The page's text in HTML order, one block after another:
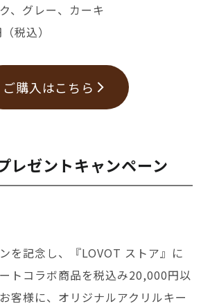
、グレー、カーキ
税込）
ご購入はこちら
レゼントキャンペーン
を記念し、『LOVOT ストア』に
トコラボ商品を税込み20,000円以
客様に、オリジナルアクリルキー